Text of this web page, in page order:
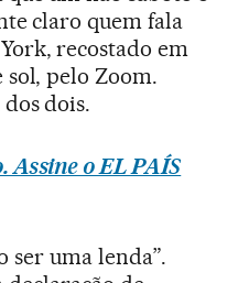
claro quem fala
recostado em
sol, pelo Zoom.
dois.
o EL PAÍS
ser uma lenda”.